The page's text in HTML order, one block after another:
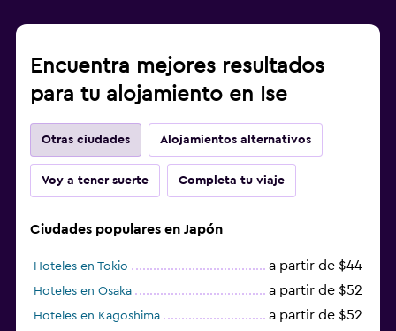
Encuentra mejores resultados
para tu alojamiento en Ise
Otras ciudades Alojamientos alternativos
Voy a tener suerte Completa tu viaje
Ciudades populares en Japón
Hoteles en Tokio a partir de $44
Hoteles en Osaka a partir de $52
Hoteles en Kagoshima a partir de $52